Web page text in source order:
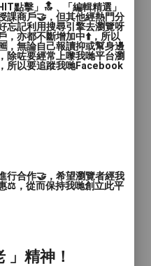
港特殊需要體育學
人港隊成員及為同
sen 運動教練課
同路人設計課程
亦包含前庭空間
訓練遊戲等
作
點擊」🔝﹑「編輯精選」
課商戶🤝，但其他經熱門分
忘記利用搜尋引擎去瀏覽呀
，亦都不斷增加中⬆️，所以
，無論自己報讀抑或幫身邊
除咗要經常上嚟我哋平台瀏
所以要追蹤我哋Facebook
行合作🤝，希望瀏覽者經我
⚖️，從而保持我哋創立此平
」精神！